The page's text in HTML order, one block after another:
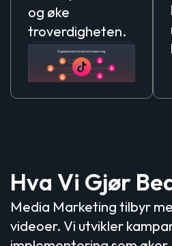
og øke
troverdigheten.
Hva Vi Gjør
Media Marketing tilbyr
videoer. Vi utvikler